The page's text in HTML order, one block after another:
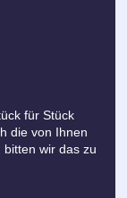
für Stück
die von Ihnen
wir das zu